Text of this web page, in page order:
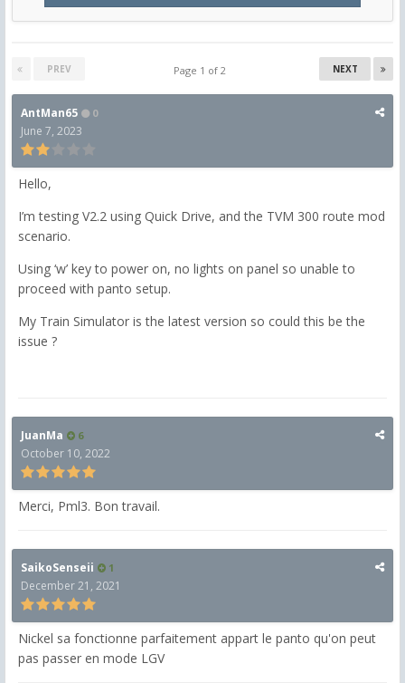
PREV NEXT
Page 1 of 2
AntMan65 0
June 7, 2023
Hello,
I’m testing V2.2 using Quick Drive, and the TVM 300 route mod
scenario.
Using ‘w’ key to power on, no lights on panel so unable to
proceed with panto setup.
My Train Simulator is the latest version so could this be the
issue ?
JuanMa 6
October 10, 2022
Merci, Pml3. Bon travail.
SaikoSenseii 1
December 21, 2021
Nickel sa fonctionne parfaitement appart le panto qu'on peut
pas passer en mode LGV